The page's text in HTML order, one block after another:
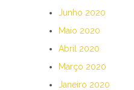
Junho 2020
Maio 2020
Abril 2020
Março 2020
Janeiro 2020